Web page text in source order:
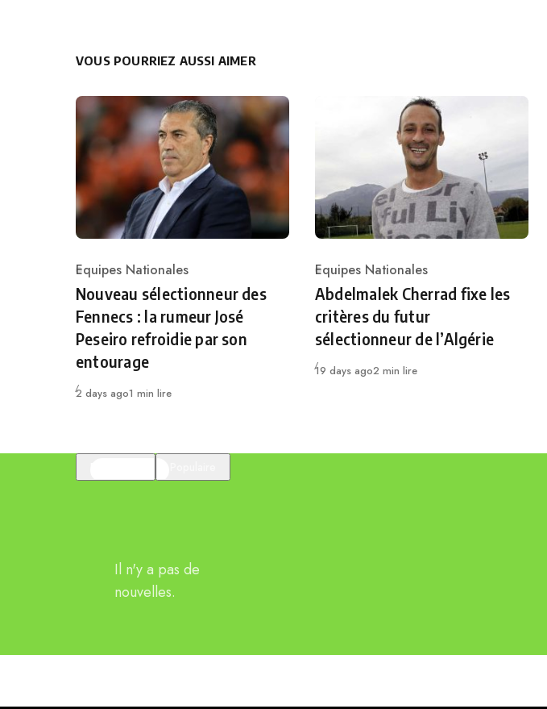
VOUS POURRIEZ AUSSI AIMER
Category
Equipes Nationales
Nouveau sélectionneur des
Fennecs : la rumeur José
Peseiro refroidie par son
entourage
Publié
2 days ago1 min lire
Category
Equipes Nationales
Abdelmalek Cherrad fixe les
critères du futur
sélectionneur de l’Algérie
Publié
19 days ago2 min lire
Il n'y a pas de
nouvelles.